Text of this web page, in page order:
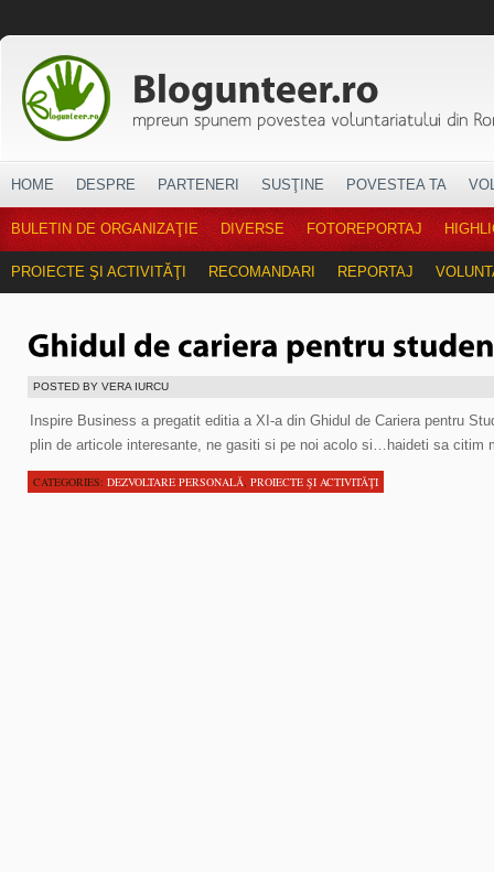
HOME DESPRE PARTENERI SUSŢINE POVESTEA TA
BULETIN DE ORGANIZAŢIE DIVERSE FOTOREPORTAJ
PROIECTE ŞI ACTIVITĂŢI RECOMANDARI REPORTAJ
POSTED BY VERA IURCU
Inspire Business a pregatit editia a XI-a din Ghidul de Cariera pentru
plin de articole interesante, ne gasiti si pe noi acolo si…haideti sa citim
CATEGORIES: DEZVOLTARE PERSONALĂ, PROIECTE ŞI ACTIVITĂŢI